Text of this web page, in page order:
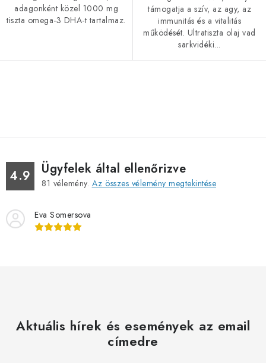
adagonként közel 1000 mg
tiszta omega-3 DHA-t tartalmaz.
támogatja a szív, az agy, az
immunitás és a vitalitás
működését. Ultratiszta olaj vad
sarkvidéki...
t
a
r
n
4.9 Ügyfelek által ellenőrizve
81 vélemény. Az összes vélemény megtekintése
Eva Somersova
Aktuális hírek és események az email
címedre